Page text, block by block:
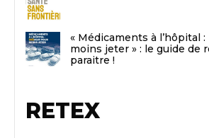
« Médicaments à l’hôpital
moins jeter » : le guide de
paraitre !
RETEX